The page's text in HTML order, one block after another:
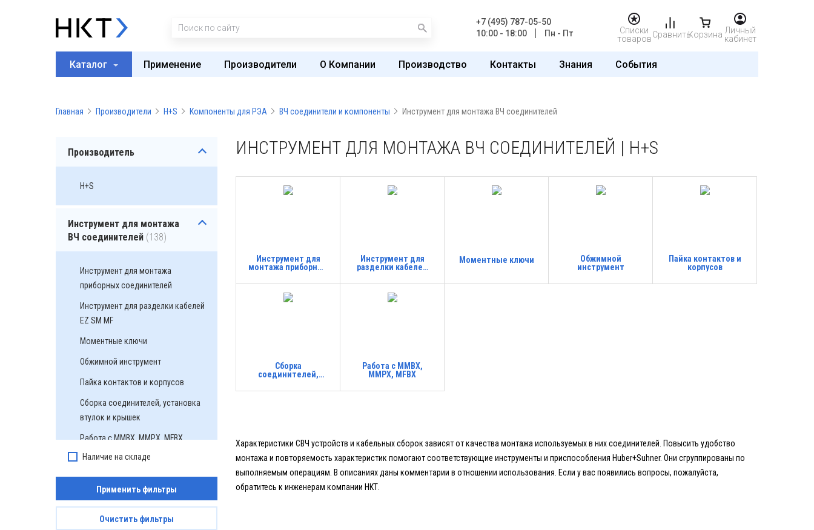
+7 (495) 787-05-50
10:00 - 18:00
Пн - Пт
Списки
товаровСравнитьКорзина Личный
кабинет
Каталог Применение Производители О Компании Производство Контакты Знания События
Главная Производители H+S Компоненты для РЭА ВЧ соединители и компоненты Инструмент для монтажа ВЧ соединителей
Производитель
H+S
Инструмент для монтажа
ВЧ соединителей (138)
Инструмент для монтажа
приборных соединителей
Инструмент для разделки кабелей
EZ SM MF
Моментные ключи
Обжимной инструмент
Пайка контактов и корпусов
Сборка соединителей, установка
втулок и крышек
Работа с MMBX, MMPX, MFBX
Наличие на складе
Применить фильтры
Очистить фильтры
ИНСТРУМЕНТ ДЛЯ МОНТАЖА ВЧ СОЕДИНИТЕЛЕЙ | H+S
Инструмент для
монтажа приборных
Инструмент для
разделки кабелей
Моментные ключи
Обжимной
инструмент
Пайка контактов и
корпусов
Сборка
соединителей,
крышек
Работа с MMBX,
MMPX, MFBX
Характеристики СВЧ устройств и кабельных сборок зависят от качества монтажа используемых в них соединителей. Повысить удобство
монтажа и повторяемость характеристик помогают соответствующие инструменты и приспособления Huber+Suhner. Они сгруппированы по
выполняемым операциям. В описаниях даны комментарии в отношении использования. Если у вас появились вопросы, пожалуйста,
обратитесь к инженерам компании НКТ.